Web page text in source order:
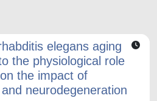
elegans aging
the physiological role
the impact of
neurodegeneration